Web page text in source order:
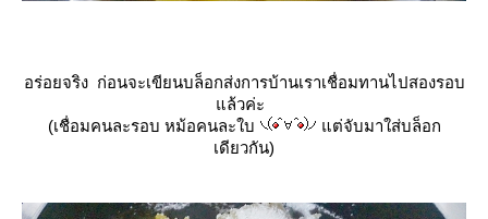
อร่อยจริง ก่อนจะเขียนบล็อกส่งการบ้านเราเชื่อมทานไปสองรอบ
ล้วค่ะ
(เชื่อมคนละรอบ หม้อคนละใบ
ต่จับมาใส่บล็อก
เดียวกัน)